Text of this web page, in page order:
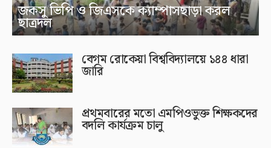
জকসু ভিপি ও জিএসকে ক্যাম্পাসছাড়া করল
ছাত্রদল
বেগম রোকেয়া বিশ্ববিদ্যালয়ে ১৪৪ ধারা
জারি
প্রথমবারের মতো এমপিওভুক্ত শিক্ষকদের
বদলি কার্যক্রম চালু